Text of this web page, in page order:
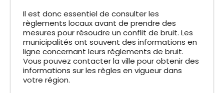
Il est donc essentiel de consulter les
règlements locaux avant de prendre des
mesures pour résoudre un conflit de bruit. Les
municipalités ont souvent des informations en
ligne concernant leurs règlements de bruit.
Vous pouvez contacter la ville pour obtenir des
informations sur les règles en vigueur dans
votre région.